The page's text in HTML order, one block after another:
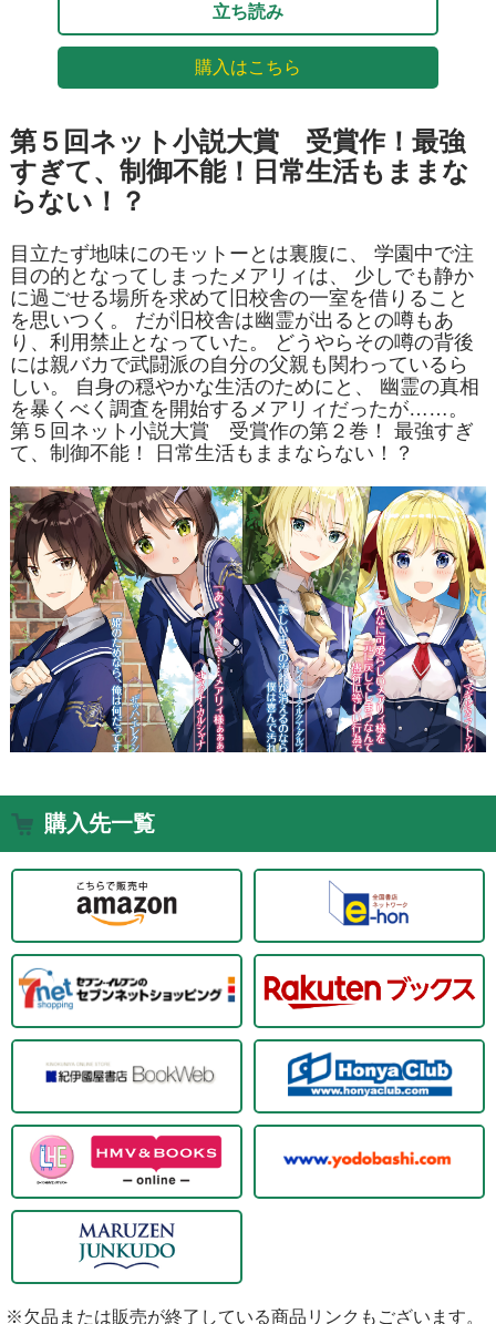
第５回ネット小説大賞 受賞作！最強
すぎて、制御不能！日常生活もままな
らない！？
目立たず地味にのモットーとは裏腹に、 学園中で注
目の的となってしまったメアリィは、 少しでも静か
に過ごせる場所を求めて旧校舎の一室を借りること
を思いつく。 だが旧校舎は幽霊が出るとの噂もあ
り、利用禁止となっていた。 どうやらその噂の背後
には親バカで武闘派の自分の父親も関わっているら
しい。 自身の穏やかな生活のためにと、 幽霊の真相
を暴くべく調査を開始するメアリィだったが……。
第５回ネット小説大賞 受賞作の第２巻！ 最強すぎ
て、制御不能！ 日常生活もままならない！？
立ち読み
購入はこちら
購入先一覧
※欠品または販売が終了している商品リンクもございます。